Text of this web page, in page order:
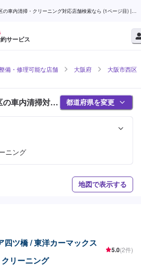
の車内清掃・クリーニング対応店舗検索なら (1ページ目) |
サービス
備・修理可能な店舗 大阪府 大阪市西区
車内清掃対応
目)
都道府県を変更
ニング
地図で表示する
四ツ橋 / 東洋カーマックス
リーニング
5.0(2件)